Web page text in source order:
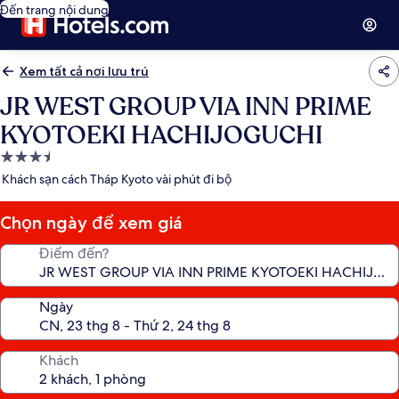
Đến trang nội dung
Xem tất cả nơi lưu trú
JR WEST GROUP VIA INN PRIME
KYOTOEKI HACHIJOGUCHI
Nơi
lưu
3.5
sao
Khách sạn cách Tháp Kyoto vài phút đi bộ
Chọn ngày để xem giá
Điểm đến?
Ngày
Khách